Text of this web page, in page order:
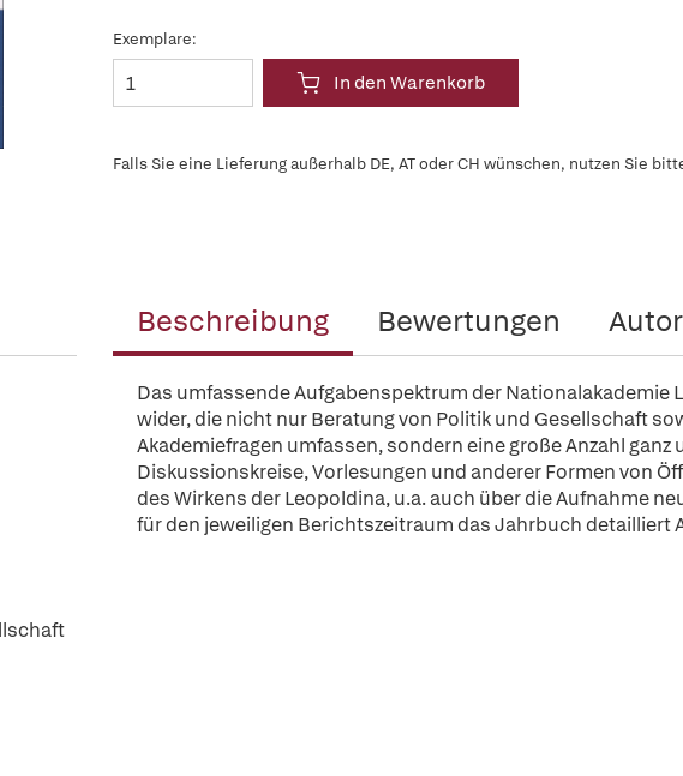
Exemplare:
In den Warenkorb
Falls Sie eine Lieferung außerhalb DE, AT oder CH wünschen, nutzen Sie
Beschreibung Bewertungen
Das umfassende Aufgabenspektrum der
wider, die nicht nur Beratung von Politik und Gesellschaft
Akademiefragen umfassen, sondern eine große Anzahl
Diskussionskreise, Vorlesungen und anderer Formen von
des Wirkens der Leopoldina, u.a. auch über die Aufnahme
für den jeweiligen Berichtszeitraum das Jahrbuch detailliert